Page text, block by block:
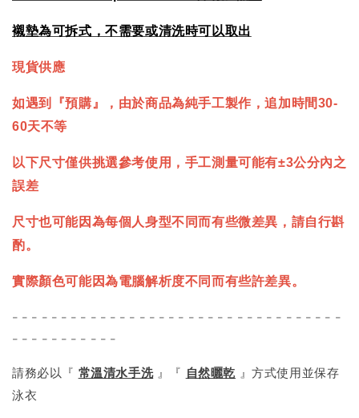
襯墊為可拆式，不需要或清洗時可以取出
現貨供應
如遇到『預購』，由於商品為純手工製作，追加時間30-
60天不等
以下尺寸僅供挑選參考使用，手工測量可能有±3公分內之
誤差
尺寸也可能因為每個人身型不同而有些微差異，請自行斟
酌。
實際顏色可能因為電腦解析度不同而有些許差異。
- - - - - - - - - - - - - - - - - - - - - - - - - - - - - - - - - -
- - - - - - - - - - -
請務必以『 常溫清水手洗』『 自然曬乾 』方式使用並保存
泳衣